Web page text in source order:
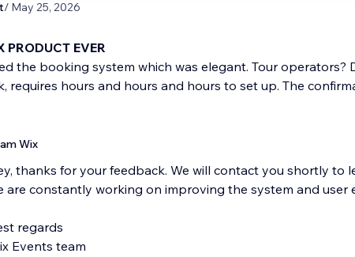
/ May 25, 2026
PRODUCT EVER
the booking system which was elegant. Tour operators?
requires hours and hours and hours to set up. The
Wix
thanks for your feedback. We will contact you shortly to
are constantly working on improving the system and user
regards
Events team